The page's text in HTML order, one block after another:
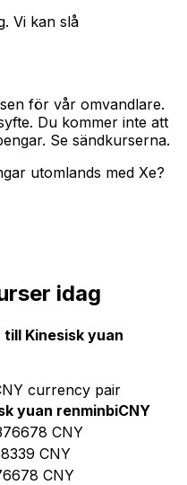
Vi kan slå
för vår omvandlare.
Du kommer inte att
Se sändkurserna.
utomlands med Xe?
idag
Kinesisk yuan
currency pair
yuan renminbiCNY
CNY
CNY
CNY